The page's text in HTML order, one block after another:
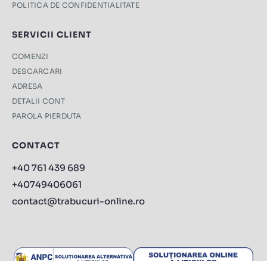
POLITICA DE CONFIDENTIALITATE
SERVICII CLIENT
COMENZI
DESCARCARI
ADRESA
DETALII CONT
PAROLA PIERDUTA
CONTACT
+40 761 439 689
+40749406061
contact@trabucuri-online.ro